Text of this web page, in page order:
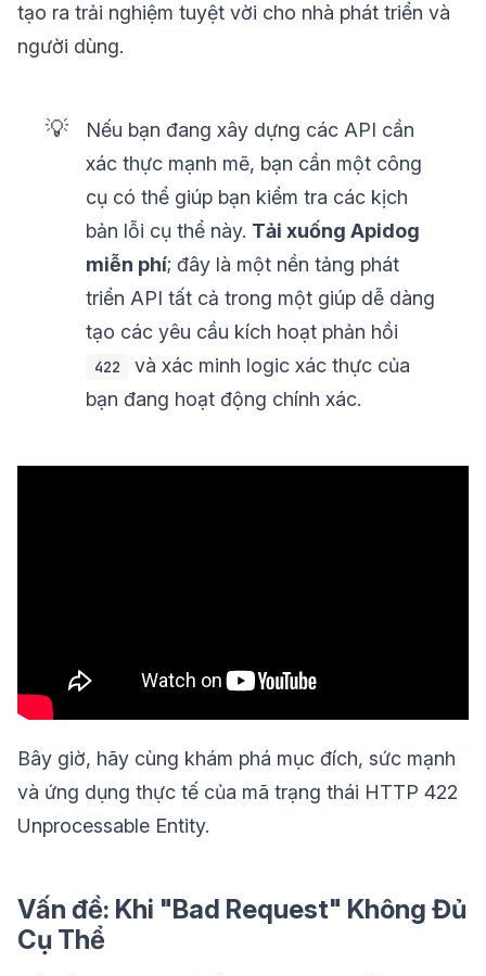
tạo ra trải nghiệm tuyệt vời cho nhà phát triển và
người dùng.
💡
Nếu bạn đang xây dựng các API cần
xác thực mạnh mẽ, bạn cần một công
cụ có thể giúp bạn kiểm tra các kịch
bản lỗi cụ thể này. Tải xuống Apidog
miễn phí; đây là một nền tảng phát
triển API tất cả trong một giúp dễ dàng
tạo các yêu cầu kích hoạt phản hồi
422
và xác minh logic xác thực của
bạn đang hoạt động chính xác.
Bây giờ, hãy cùng khám phá mục đích, sức mạnh
và ứng dụng thực tế của mã trạng thái HTTP 422
Unprocessable Entity.
Vấn đề: Khi "Bad Request" Không Đủ
Cụ Thể